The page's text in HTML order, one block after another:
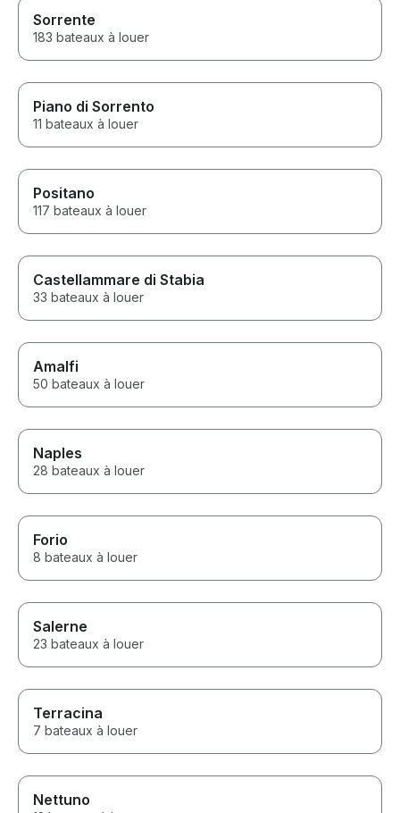
Sorrente
183 bateaux à louer
Piano di Sorrento
11 bateaux à louer
Positano
117 bateaux à louer
Castellammare di Stabia
33 bateaux à louer
Amalfi
50 bateaux à louer
Naples
28 bateaux à louer
Forio
8 bateaux à louer
Salerne
23 bateaux à louer
Terracina
7 bateaux à louer
Nettuno